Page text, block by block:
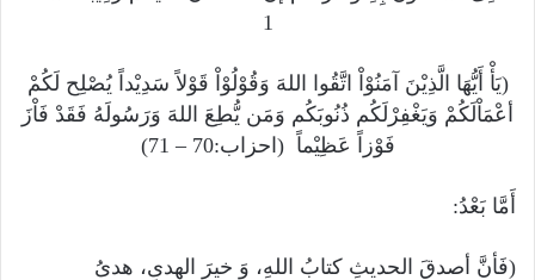
1
(یَأْ أَیُّهَا الَّذِیْنَ آمَنُوْاْ اتَّقُوا اللهَ وَقُوْلُوْاْ قَوْلاً سَدِیْداً یُصْلِح لَکُمْ
أعْمَاْلَکُمْ وَیَغْفِرْلَکُم ذُنُوبَکُم وَمَن یُّطِعَ اللهَ وَرَسُولَهُ فَقَدْ فَاْزَ
فَوْزاً عَظِیْماً (احزاب:70 – 71)
أَمَّا بَعْدُ:
(فَأنَّ أصدقَ الحدیثِ کتابُ اللهِ، وَ خیرَ الهدیِ، هدیُ